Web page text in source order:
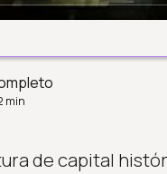
min
de capital